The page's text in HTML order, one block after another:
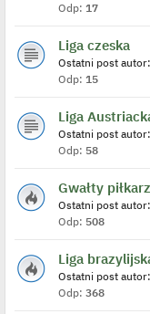
Odp: 17
Liga czeska
Ostatni post autor:
Odp: 15
Liga
Ostatni post autor:
Odp: 58
Gwałty
Ostatni post autor:
Odp: 508
Liga
Ostatni post autor:
Odp: 368